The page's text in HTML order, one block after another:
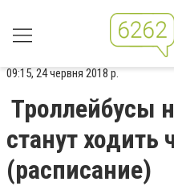
09:15, 24 червня 2018 р.
Троллейбусы
станут ходить
(расписание)